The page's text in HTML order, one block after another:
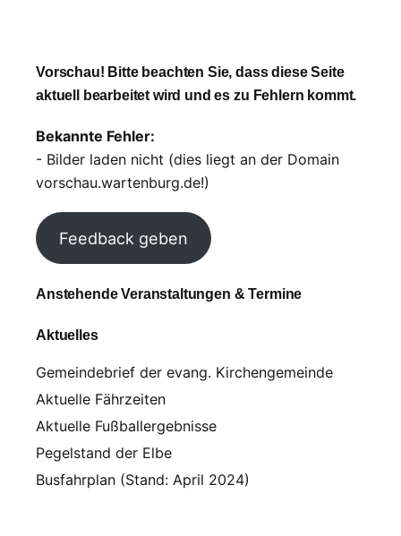
Vorschau! Bitte beachten Sie, dass diese Seite
aktuell bearbeitet wird und es zu Fehlern kommt.
Bekannte Fehler:
- Bilder laden nicht (dies liegt an der Domain
vorschau.wartenburg.de!)
Feedback geben
Anstehende Veranstaltungen & Termine
Aktuelles
Gemeindebrief der evang. Kirchengemeinde
Aktuelle Fährzeiten
Aktuelle Fußballergebnisse
Pegelstand der Elbe
Busfahrplan (Stand: April 2024)